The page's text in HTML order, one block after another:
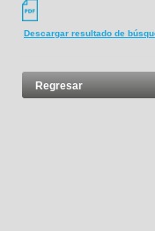
Descargar resultado de
Regresar